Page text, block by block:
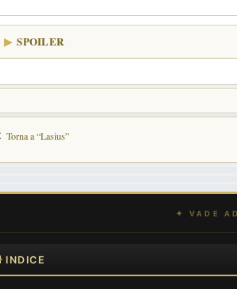
g
g
o
SPOILER
Torna a “Lasius”
INDICE